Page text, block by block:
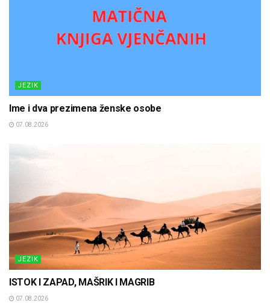
JEZIK
Ime i dva prezimena ženske osobe
07.08.2026
JEZIK
ISTOK I ZAPAD, MAŠRIK I MAGRIB
07.08.2026